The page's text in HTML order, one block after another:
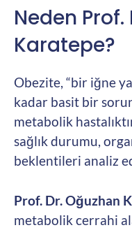
Neden
Karatepe?
Obezite, “bir iğne
kadar basit bir
metabolik
sağlık durumu,
beklentileri analiz
Prof. Dr. Oğuzhan
metabolik cerrahi